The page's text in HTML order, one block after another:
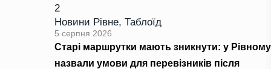
2
Новини Рівне, Таблоїд
5 серпня 2026
Старі маршрутки мають зникнути: у Рівному
назвали умови для перевізників після